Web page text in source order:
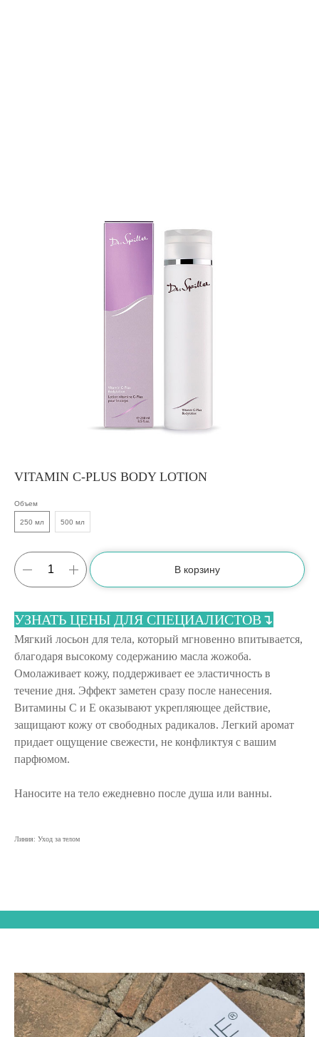
VITAMIN C-PLUS BODY LOTION
Объем
250 мл 500 мл
В корзину
УЗНАТЬ ЦЕНЫ ДЛЯ СПЕЦИАЛИСТОВ↴
Мягкий лосьон для тела, который мгновенно впитывается,
благодаря высокому содержанию масла жожоба.
Омолаживает кожу, поддерживает ее эластичность в
течение дня. Эффект заметен сразу после нанесения.
Витамины С и Е оказывают укрепляющее действие,
защищают кожу от свободных радикалов. Легкий аромат
придает ощущение свежести, не конфликтуя с вашим
парфюмом.
Наносите на тело ежедневно после душа или ванны.
Линия: Уход за телом